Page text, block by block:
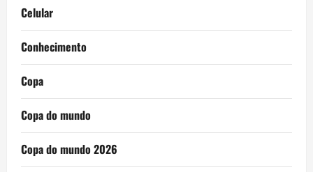
Celular
Conhecimento
Copa
Copa do mundo
Copa do mundo 2026